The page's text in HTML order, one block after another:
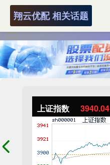
上证指数 3940.04
翔云优配 相关话题